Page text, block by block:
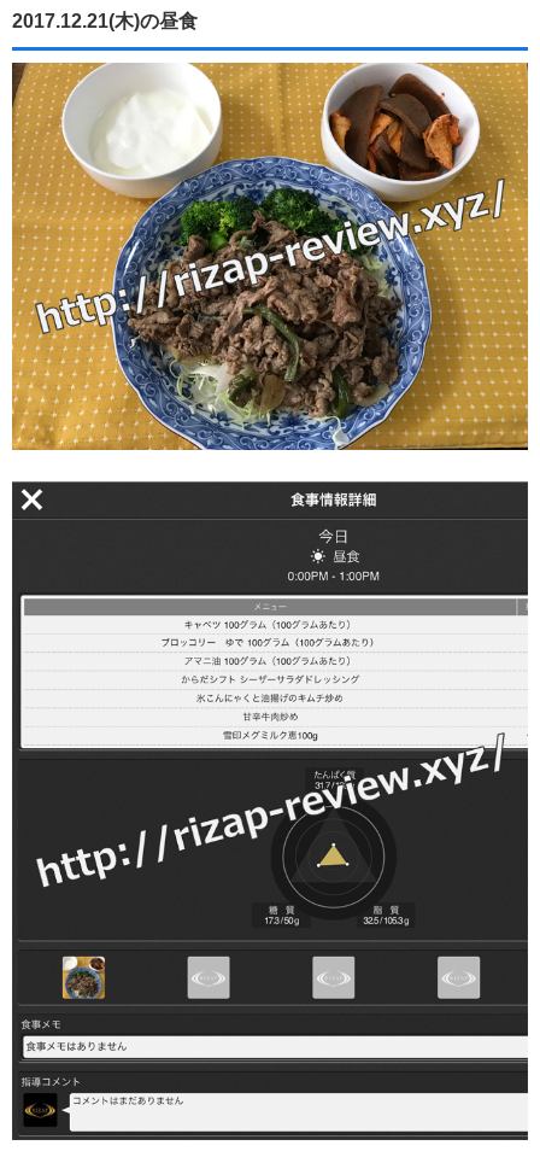
2017.12.21(木)の昼食